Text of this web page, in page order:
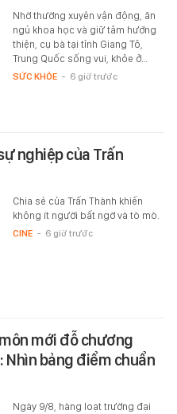
Nhờ thường xuyên vận động, ăn
ngủ khoa học và giữ tâm hướng
thiện, cụ bà tại tỉnh Giang Tô,
Trung Quốc sống vui, khỏe ở…
SỨC KHỎE - 6 giờ trước
nghiệp của Trấn
Chia sẻ của Trấn Thành khiến
không ít người bất ngờ và tò mò.
CINE - 6 giờ trước
mới đỗ chương
bảng điểm chuẩn
Ngày 9/8, hàng loạt trường đại